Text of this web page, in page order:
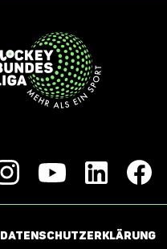
DATENSCHUTZERKLÄRUNG